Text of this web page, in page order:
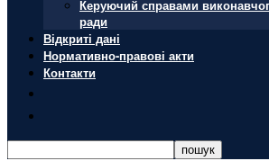
Керуючий справами
ради
Відкриті дані
Нормативно-правові акти
Контакти